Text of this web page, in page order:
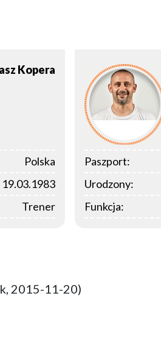
Kopera
Polska
19.03.1983
Trener
Paszport:
Urodzony:
Funkcja:
2015-11-20)